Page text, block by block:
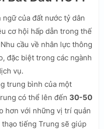
của đất nước tỷ dân
cơ hội hấp dẫn trong thế
cầu về nhân lực thông
đặc biệt trong các ngành
vụ.
trung bình của một
có thể lên đến 30-50
hơn với những vị trí quản
tiếng Trung sẽ giúp